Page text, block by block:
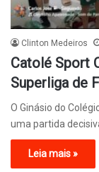
Clinton Medeiros
Catolé Sport
Superliga de
O Ginásio do
uma partida
Leia mais »